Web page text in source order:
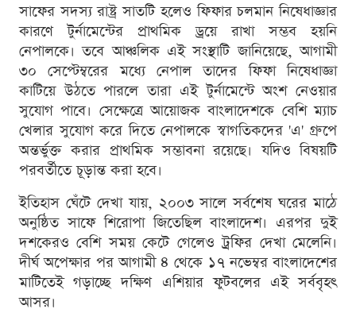
সাফের সদস্য রাষ্ট্র সাতটি হলেও ফিফার চলমান নিষেধাজ্ঞার
কারণে টুর্নামেন্টের প্রাথমিক ড্রয়ে রাখা সম্ভব হয়নি
নেপালকে। তবে আঞ্চলিক এই সংস্থাটি জানিয়েছে, আগামী
৩০ সেপ্টেম্বরের মধ্যে নেপাল তাদের ফিফা নিষেধাজ্ঞা
কাটিয়ে উঠতে পারলে তারা এই টুর্নামেন্টে অংশ নেওয়ার
সুযোগ পাবে। সেক্ষেত্রে আয়োজক বাংলাদেশকে বেশি ম্যাচ
খেলার সুযোগ করে দিতে নেপালকে স্বাগতিকদের 'এ' গ্রুপে
অন্তর্ভুক্ত করার প্রাথমিক সম্ভাবনা রয়েছে। যদিও বিষয়টি
পরবর্তীতে চূড়ান্ত করা হবে।
ইতিহাস ঘেঁটে দেখা যায়, ২০০৩ সালে সর্বশেষ ঘরের মাঠে
অনুষ্ঠিত সাফে শিরোপা জিতেছিল বাংলাদেশ। এরপর দুই
দশকেরও বেশি সময় কেটে গেলেও ট্রফির দেখা মেলেনি।
দীর্ঘ অপেক্ষার পর আগামী ৪ থেকে ১৭ নভেম্বর বাংলাদেশের
মাটিতেই গড়াচ্ছে দক্ষিণ এশিয়ার ফুটবলের এই সর্ববৃহৎ
আসর।